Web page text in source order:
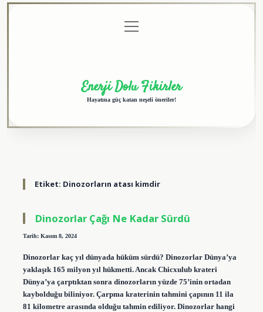
menüyü
aç
Enerji Dolu Fikirler
Hayatına güç katan neşeli öneriler!
Etiket: Dinozorların atası kimdir
Dinozorlar Çağı Ne Kadar Sürdü
Tarih: Kasım 8, 2024
Dinozorlar kaç yıl dünyada hüküm sürdü? Dinozorlar Dünya’ya
yaklaşık 165 milyon yıl hükmetti. Ancak Chicxulub krateri
Dünya’ya çarptıktan sonra dinozorların yüzde 75’inin ortadan
kaybolduğu biliniyor. Çarpma kraterinin tahmini çapının 11 ila
81 kilometre arasında olduğu tahmin ediliyor. Dinozorlar hangi